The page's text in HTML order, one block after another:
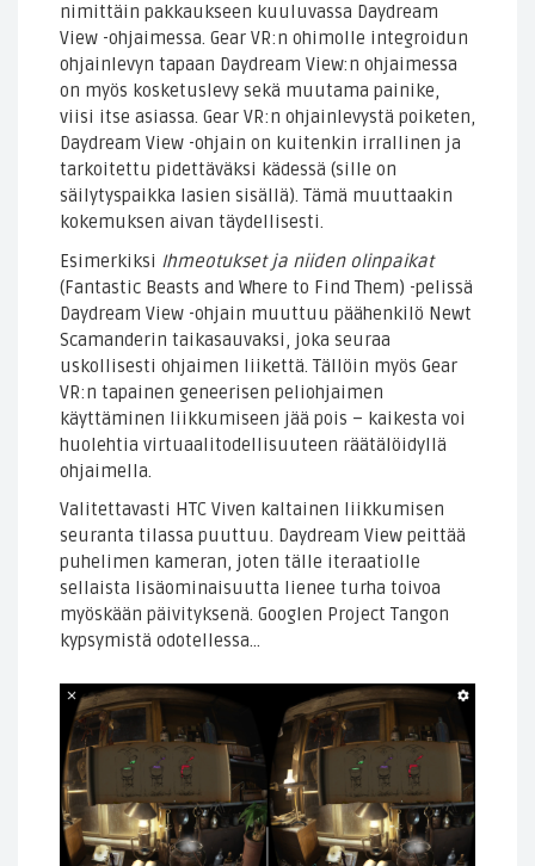
nimittäin pakkaukseen kuuluvassa Daydream
View -ohjaimessa. Gear VR:n ohimolle integroidun
ohjainlevyn tapaan Daydream View:n ohjaimessa
on myös kosketuslevy sekä muutama painike,
viisi itse asiassa. Gear VR:n ohjainlevystä poiketen,
Daydream View -ohjain on kuitenkin irrallinen ja
tarkoitettu pidettäväksi kädessä (sille on
säilytyspaikka lasien sisällä). Tämä muuttaakin
kokemuksen aivan täydellisesti.
Esimerkiksi Ihmeotukset ja niiden olinpaikat
(Fantastic Beasts and Where to Find Them) -pelissä
Daydream View -ohjain muuttuu päähenkilö Newt
Scamanderin taikasauvaksi, joka seuraa
uskollisesti ohjaimen liikettä. Tällöin myös Gear
VR:n tapainen geneerisen peliohjaimen
käyttäminen liikkumiseen jää pois – kaikesta voi
huolehtia virtuaalitodellisuuteen räätälöidyllä
ohjaimella.
Valitettavasti HTC Viven kaltainen liikkumisen
seuranta tilassa puuttuu. Daydream View peittää
puhelimen kameran, joten tälle iteraatiolle
sellaista lisäominaisuutta lienee turha toivoa
myöskään päivityksenä. Googlen Project Tangon
kypsymistä odotellessa…